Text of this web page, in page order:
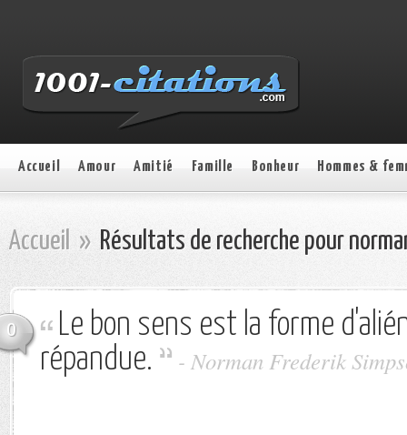
Accueil Amour Amitié Famille Bonheur Hommes &
Accueil » Résultats de recherche pour
0
Le bon sens est la forme
répandue.
- Norman Frederik